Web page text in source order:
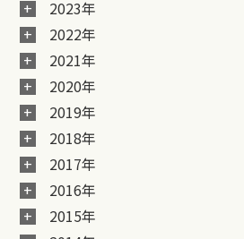
2023年
2022年
2021年
2020年
2019年
2018年
2017年
2016年
2015年